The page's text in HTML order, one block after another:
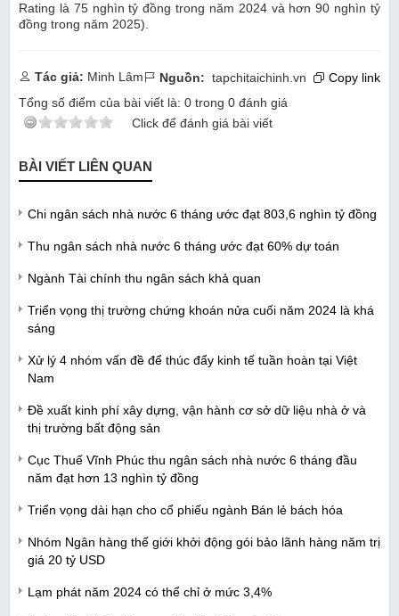
Rating là 75 nghìn tỷ đồng trong năm 2024 và hơn 90 nghìn tỷ
đồng trong năm 2025).
Tác giả: Minh Lâm Nguồn: tapchitaichinh.vn
Copy link
Tổng số điểm của bài viết là: 0 trong 0 đánh giá
Click để đánh giá bài viết
BÀI VIẾT LIÊN QUAN
Chi ngân sách nhà nước 6 tháng ước đạt 803,6 nghìn tỷ đồng
Thu ngân sách nhà nước 6 tháng ước đạt 60% dự toán
Ngành Tài chính thu ngân sách khả quan
Triển vọng thị trường chứng khoán nửa cuối năm 2024 là khá
sáng
Xử lý 4 nhóm vấn đề để thúc đẩy kinh tế tuần hoàn tại Việt
Nam
Đề xuất kinh phí xây dựng, vận hành cơ sở dữ liệu nhà ở và
thị trường bất động sản
Cục Thuế Vĩnh Phúc thu ngân sách nhà nước 6 tháng đầu
năm đạt hơn 13 nghìn tỷ đồng
Triển vọng dài hạn cho cổ phiếu ngành Bán lẻ bách hóa
Nhóm Ngân hàng thế giới khởi động gói bảo lãnh hàng năm trị
giá 20 tỷ USD
Lạm phát năm 2024 có thể chỉ ở mức 3,4%